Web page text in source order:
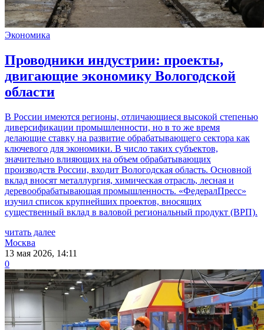
Экономика
Проводники индустрии: проекты,
двигающие экономику Вологодской
области
В России имеются регионы, отличающиеся высокой степенью
диверсификации промышленности, но в то же время
делающие ставку на развитие обрабатывающего сектора как
ключевого для экономики. В число таких субъектов,
значительно влияющих на объем обрабатывающих
производств России, входит Вологодская область. Основной
вклад вносят металлургия, химическая отрасль, лесная и
деревообрабатывающая промышленность. «ФедералПресс»
изучил список крупнейших проектов, вносящих
существенный вклад в валовой региональный продукт (ВРП).
читать далее
Москва
13 мая 2026, 14:11
0